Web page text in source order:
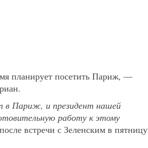
планирует посетить Париж, —
в Париж, и президент нашей
работу к этому
встречи с Зеленским в пятницу